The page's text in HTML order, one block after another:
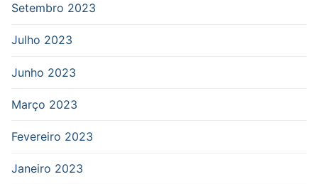
Setembro 2023
Julho 2023
Junho 2023
Março 2023
Fevereiro 2023
Janeiro 2023